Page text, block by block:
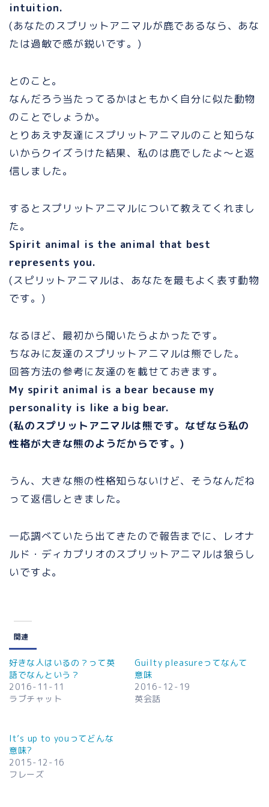
intuition.
(あなたのスプリットアニマルが鹿であるなら、あな
たは過敏で感が鋭いです。)
とのこと。
なんだろう当たってるかはともかく自分に似た動物
のことでしょうか。
とりあえず友達にスプリットアニマルのこと知らな
いからクイズうけた結果、私のは鹿でしたよ〜と返
信しました。
するとスプリットアニマルについて教えてくれまし
た。
Spirit animal is the animal that best
represents you.
(スピリットアニマルは、あなたを最もよく表す動物
です。)
なるほど、最初から聞いたらよかったです。
ちなみに友達のスプリットアニマルは熊でした。
回答方法の参考に友達のを載せておきます。
My spirit animal is a bear because my
personality is like a big bear.
(私のスプリットアニマルは熊です。なぜなら私の
性格が大きな熊のようだからです。)
うん、大きな熊の性格知らないけど、そうなんだね
って返信しときました。
一応調べていたら出てきたので報告までに、レオナ
ルド・ディカプリオのスプリットアニマルは狼らし
いですよ。
関連
好きな人はいるの？って英
語でなんという？
2016-11-11
ラブチャット
Guilty pleasureってなんて
意味
2016-12-19
英会話
It’s up to youってどんな
意味?
2015-12-16
フレーズ